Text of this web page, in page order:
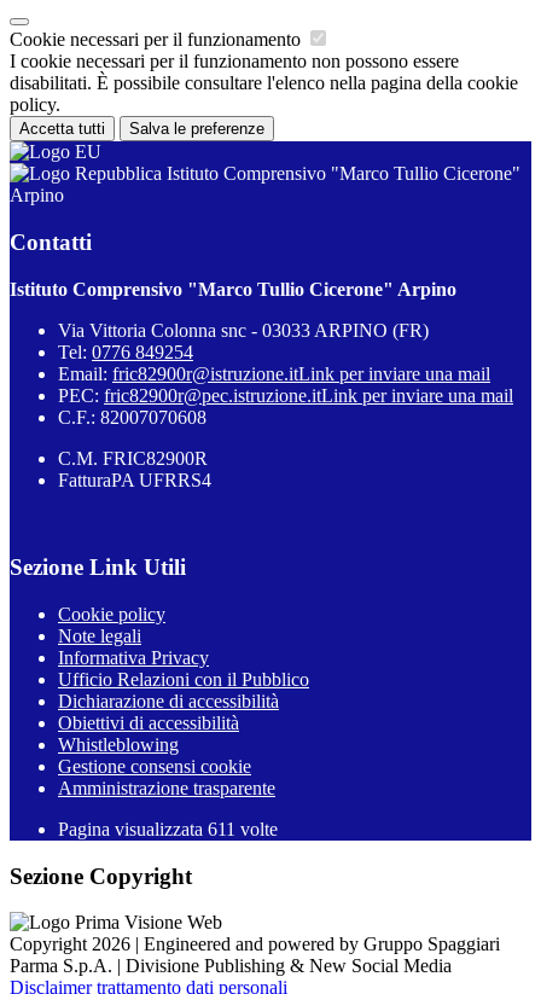
Cookie necessari per il funzionamento
I cookie necessari per il funzionamento non possono essere
disabilitati. È possibile consultare l'elenco nella pagina della cookie
policy.
Accetta tutti Salva le preferenze
Istituto Comprensivo "Marco Tullio Cicerone"
Arpino
Contatti
Istituto Comprensivo "Marco Tullio Cicerone" Arpino
Via Vittoria Colonna snc - 03033 ARPINO (FR)
Tel: 0776 849254
Email: fric82900r@istruzione.itLink per inviare una mail
PEC: fric82900r@pec.istruzione.itLink per inviare una mail
C.F.: 82007070608
C.M. FRIC82900R
FatturaPA UFRRS4
Sezione Link Utili
Cookie policy
Note legali
Informativa Privacy
Ufficio Relazioni con il Pubblico
Dichiarazione di accessibilità
Obiettivi di accessibilità
Whistleblowing
Gestione consensi cookie
Amministrazione trasparente
Pagina visualizzata 611 volte
Sezione Copyright
Copyright 2026 | Engineered and powered by Gruppo Spaggiari
Parma S.p.A. | Divisione Publishing & New Social Media
Disclaimer trattamento dati personali